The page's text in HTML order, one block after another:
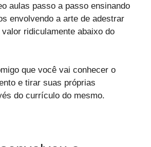
aulas passo a passo ensinando
envolvendo a arte de adestrar
ridiculamente abaixo do
que você vai conhecer o
e tirar suas próprias
do currículo do mesmo.